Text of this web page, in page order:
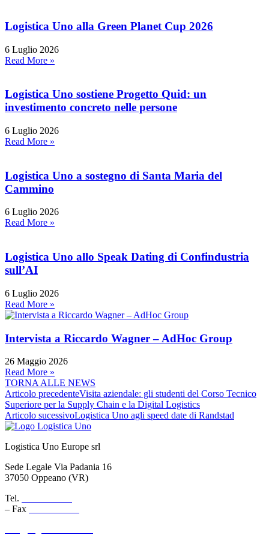
Logistica Uno alla Green Planet Cup 2026
6 Luglio 2026
Read More »
Logistica Uno sostiene Progetto Quid: un
investimento concreto nelle persone
6 Luglio 2026
Read More »
Logistica Uno a sostegno di Santa Maria del
Cammino
6 Luglio 2026
Read More »
Logistica Uno allo Speak Dating di Confindustria
sull’AI
6 Luglio 2026
Read More »
Intervista a Riccardo Wagner – AdHoc Group
26 Maggio 2026
Read More »
TORNA ALLE NEWS
Articolo precedenteVisita aziendale: gli studenti del Corso Tecnico
Superiore per la Supply Chain e la Digital Logistics
Articolo sucessivoLogistica Uno agli speed date di Randstad
Logistica Uno Europe srl
Sede Legale Via Padania 16
37050 Oppeano (VR)
Tel.
– Fax